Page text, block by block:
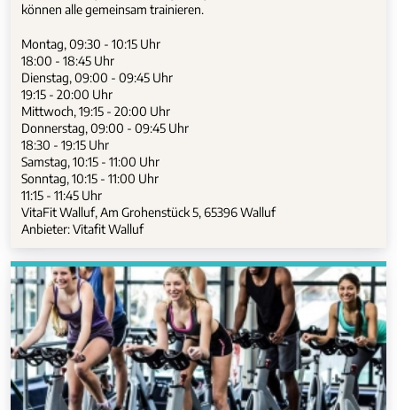
können alle gemeinsam trainieren.
Montag, 09:30 - 10:15 Uhr
18:00 - 18:45 Uhr
Dienstag, 09:00 - 09:45 Uhr
19:15 - 20:00 Uhr
Mittwoch, 19:15 - 20:00 Uhr
Donnerstag, 09:00 - 09:45 Uhr
18:30 - 19:15 Uhr
Samstag, 10:15 - 11:00 Uhr
Sonntag, 10:15 - 11:00 Uhr
11:15 - 11:45 Uhr
VitaFit Walluf, Am Grohenstück 5, 65396 Walluf
Anbieter: Vitafit Walluf